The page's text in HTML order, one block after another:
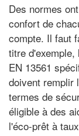
Des normes
confort de
compte. Il faut
titre d'exemple,
EN 13561
doivent remplir
termes de
éligible à des
l'éco-prêt à